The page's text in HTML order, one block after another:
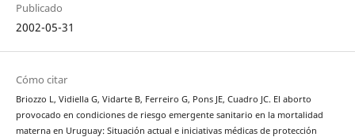
Publicado
2002-05-31
Cómo citar
Briozzo L, Vidiella G, Vidarte B, Ferreiro G, Pons JE, Cuadro JC. El aborto
provocado en condiciones de riesgo emergente sanitario en la mortalidad
materna en Uruguay: Situación actual e iniciativas médicas de protección